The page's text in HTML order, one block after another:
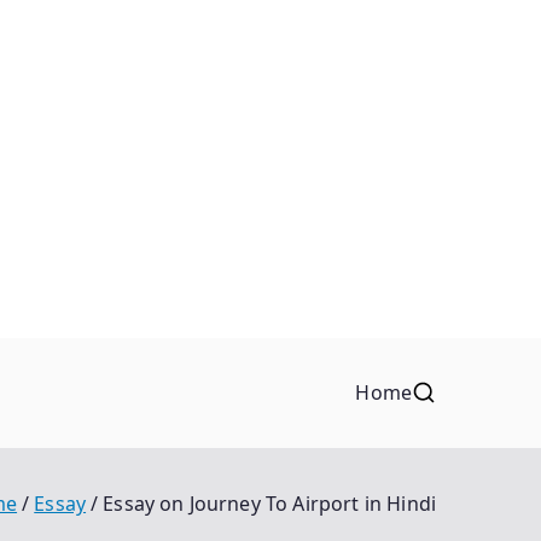
Home
Essay Essay on Journey To Airport in Hindi